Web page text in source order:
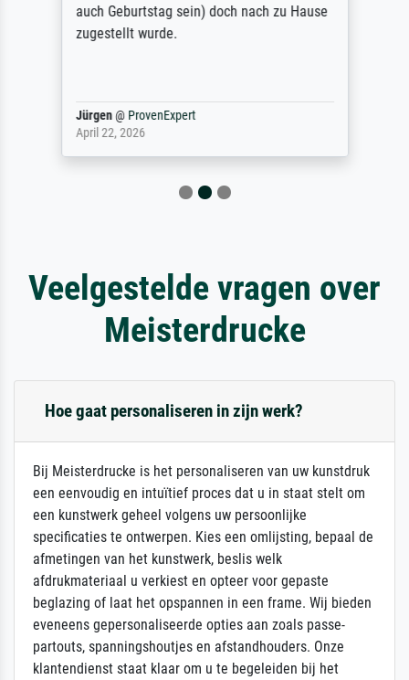
auch Geburtstag sein) doch nach zu Hause
zugestellt wurde.
Jürgen@ ProvenExpert
April 22, 2026
Veelgestelde vragen over
Meisterdrucke
Hoe gaat personaliseren in zijn werk?
Bij Meisterdrucke is het personaliseren van uw kunstdruk
een eenvoudig en intuïtief proces dat u in staat stelt om
een kunstwerk geheel volgens uw persoonlijke
specificaties te ontwerpen. Kies een omlijsting, bepaal de
afmetingen van het kunstwerk, beslis welk
afdrukmateriaal u verkiest en opteer voor gepaste
beglazing of laat het opspannen in een frame. Wij bieden
eveneens gepersonaliseerde opties aan zoals passe-
partouts, spanningshoutjes en afstandhouders. Onze
klantendienst staat klaar om u te begeleiden bij het